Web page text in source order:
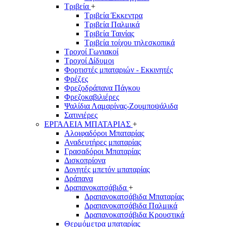
Τριβεία +
Τριβεία Έκκεντρα
Τριβεία Παλμικά
Τριβεία Ταινίας
Τριβεία τοίχου τηλεσκοπικά
Τροχοί Γωνιακοί
Τροχοί Δίδυμοι
Φορτιστές μπαταριών - Εκκινητές
Φρέζες
Φρεζοδράπανα Πάγκου
Φρεζοκαβιλιέρες
Ψαλίδια Λαμαρίνας-Ζουμποψάλιδα
Σατινιέρες
ΕΡΓΑΛΕΙΑ ΜΠΑΤΑΡΙΑΣ +
Αλοιφαδόροι Μπαταρίας
Αναδευτήρες μπαταρίας
Γρασαδόροι Μπαταρίας
Δισκοπρίονα
Δονητές μπετόν μπαταρίας
Δράπανα
Δραπανοκατσάβιδα +
Δραπανοκατσάβιδα Μπαταρίας
Δραπανοκατσάβιδα Παλμικά
Δραπανοκατσάβιδα Κρουστικά
Θερμόμετρα μπαταρίας